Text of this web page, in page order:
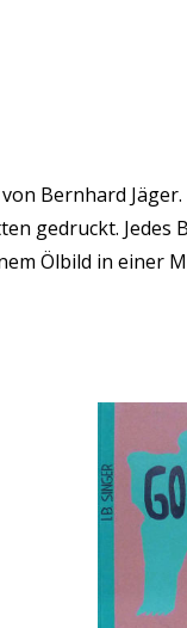
Bernhard
gedruckt. Jedes
Ölbild in einer